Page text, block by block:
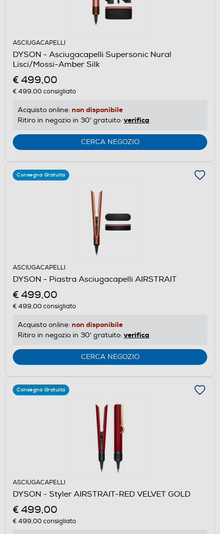
ASCIUGACAPELLI
DYSON - Asciugacapelli Supersonic Nural
Lisci/Mossi-Amber Silk
€ 499,00
€ 499,00consigliato
Acquisto online: non disponibile
Ritiro in negozio in 30' gratuito: verifica
CERCA NEGOZIO
Consegna Gratuita
ASCIUGACAPELLI
DYSON - Piastra Asciugacapelli AIRSTRAIT
€ 499,00
€ 499,00consigliato
Acquisto online: non disponibile
Ritiro in negozio in 30' gratuito: verifica
CERCA NEGOZIO
Consegna Gratuita
ASCIUGACAPELLI
DYSON - Styler AIRSTRAIT-RED VELVET GOLD
€ 499,00
€ 499,00consigliato